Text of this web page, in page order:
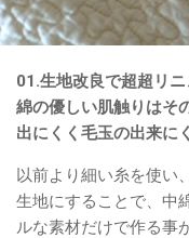
01.生地改良で超超リニ
綿の優しい肌触りはそ
出にくく毛玉の出来に
以前より細い糸を使い
生地にすることで、中
ルな素材だけで作る事